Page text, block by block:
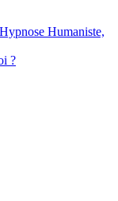
Humaniste,
?